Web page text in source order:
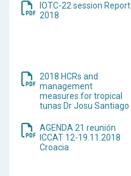
IOTC-22 session Report
2018
2018 HCRs and
management
measures for tropical
tunas Dr Josu Santiago
AGENDA 21 reunión
ICCAT 12-19.11.2018
Croacia